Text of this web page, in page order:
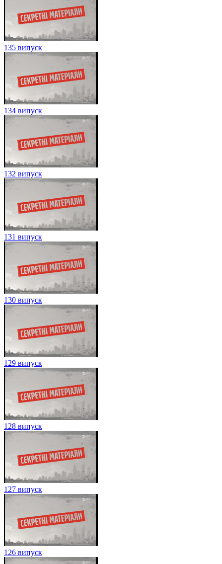
135 випуск
134 випуск
132 випуск
131 випуск
130 випуск
129 випуск
128 випуск
127 випуск
126 випуск